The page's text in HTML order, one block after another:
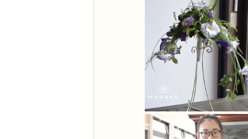
NFDディプロマアーティフィシャルコース
NFDディプロマインドアガーデニングコース
教室からのお知らせ